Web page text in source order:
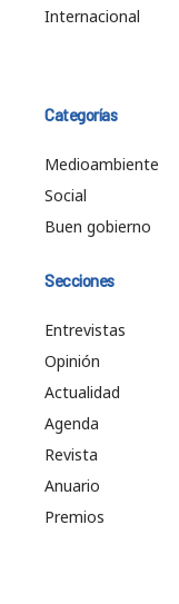
Internacional
Categorías
Medioambiente
Social
Buen gobierno
Secciones
Entrevistas
Opinión
Actualidad
Agenda
Revista
Anuario
Premios